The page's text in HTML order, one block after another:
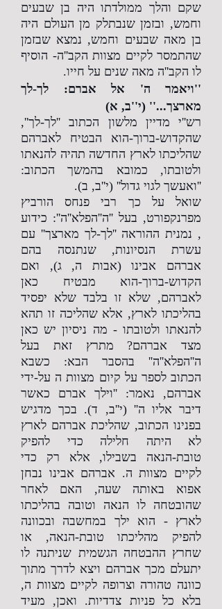
שקם והלך ממולדתו היה בן שבעים
וחמש, ובזמן שנבתלק מן העולם היה
בן מאה שבעים וחמש, נמצא שבזמן
שהתמסר לקיים מצוות הקב''ה- הוסיף
לו הקב''ה מאה שנים על חייו.
''ויאמר ה' אל אברם: לך-לך
מארצך...'' (י''ב, א)
רש''י מדיין מלשון הכתוב ''לך-לך'',
שהקדוש-ברוך-הוא הבטיח לאברהם
שהליכתו לארץ החדשה תהיה להנאתו
ולטובתו, כמובא בהמשך הכתוב:
''ואעשך לגוי גדול'' (י''ב, ב).
שואל על כך רבי פנחס הורביץ
מפרנקפורט, בעל ''ה''הפלא''ה'': כידוע
, נמנית ההוראה ''לך-לך מארצך'' עם
עשרת הנסיונות, שנתנסה בהם
אברהם אבינו (אבות ה, ג), ואם
הקדוש-ברוך-הוא מבטיח כאן
לאברהם, שלא זו בלבד שלא יפסיד
בהליכתו לארץ, אלא שהליכה זו תהא
להנאתו ולטובתו - מה ניסיון יש כאן
מצד אברהם? מתרץ זאת בעל
ה''הפלא''ה'' בהסבר הבא: כשבא
הכתוב לספר על קיום מצוות ה על-ידי
אברהם, נאמר: ''וילך אברם כאשר
דיבר אליו ה'' (י''ב, ד). בכך מדגיש
בפנינו הכתוב, שהליכת אברהם לארץ
לא היתה חלילה כדי להפיק
טובת-הנאה בשבילו, אלא רק כדי
לקיים מצוות ה. אברהם אבינו נבחן
אפוא באותה שעה, האם לאחר
שהובטחה לו הנאה וטובה בהליכתו
לארץ - הוא ילך במחשבה ובכוונה
להפיק מהליכתו טובת-הנאה, או
שחרץ ההבטחה הגשמית שניתנה לו
יתעלם מכך אברהם ויצא לדרך מתוך
כוונה טהורה וצרופה לקיים מצוות ה,
בלא כל פניות צדדיות. ואכן, מעיד